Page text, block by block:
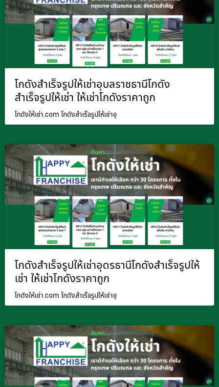
โกดังสำเร็จรูปให้เช่าอุบลราชธานีโกดัง
สำเร็จรูปให้เช่า ให้เช่าโกดังราคาถูก
โกดังให้เช่า.com โกดังสำเร็จรูปให้เช่าอุ
โกดังสำเร็จรูปให้เช่าอุดรธานีโกดังสำเร็จรูปให้
เช่า ให้เช่าโกดังราคาถูก
โกดังให้เช่า.com โกดังสำเร็จรูปให้เช่าอุ